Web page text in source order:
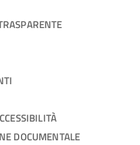
DOCUMENTALE